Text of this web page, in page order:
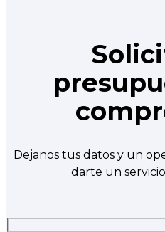
Dejanos tus datos y un
darte un